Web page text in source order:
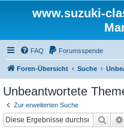
www.suzuki-
FAQ Forumsspende
Foren-Übersicht Suche
Unbeantwortete
Zur erweiterten Suche
Suche